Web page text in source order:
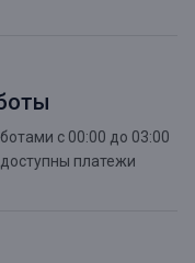
с 00:00 до 03:00
платежи